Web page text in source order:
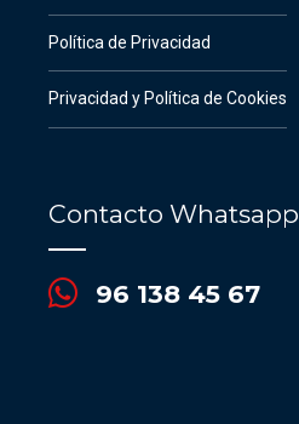
Política de Privacidad
Privacidad y Política de Cookies
Contacto Whatsapp
96 138 45 67